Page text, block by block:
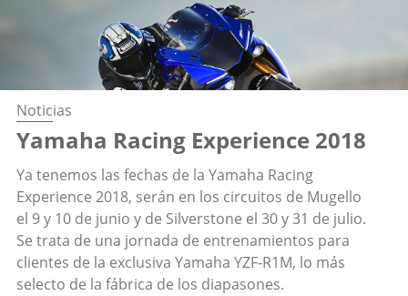
Noticias
Yamaha Racing Experience 2018
Ya tenemos las fechas de la Yamaha Racing
Experience 2018, serán en los circuitos de Mugello
el 9 y 10 de junio y de Silverstone el 30 y 31 de julio.
Se trata de una jornada de entrenamientos para
clientes de la exclusiva Yamaha YZF-R1M, lo más
selecto de la fábrica de los diapasones.